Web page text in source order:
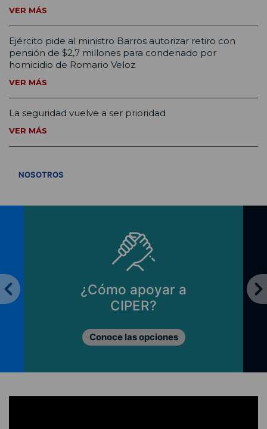
VER MÁS
Ejército pide al ministro Barros autorizar retiro con
pensión de $2,7 millones para condenado por
homicidio de Romario Veloz
VER MÁS
La seguridad vuelve a ser prioridad
VER MÁS
NOSOTROS
¿Cómo apoyar a
CIPER?
Conoce las opciones